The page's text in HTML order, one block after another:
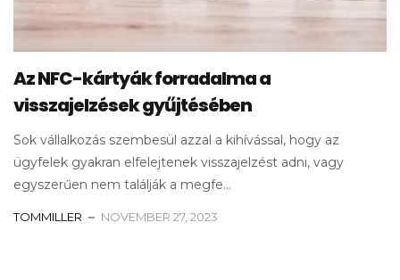
Az NFC-kártyák forradalma a
visszajelzések gyűjtésében
Sok vállalkozás szembesül azzal a kihívással, hogy az
ügyfelek gyakran elfelejtenek visszajelzést adni, vagy
egyszerűen nem találják a megfe...
TOMMILLER NOVEMBER 27, 2023